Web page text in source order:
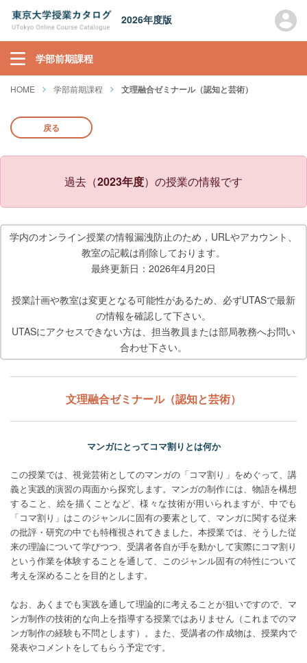
2026年度版
学部前期課程
HOME 学部前期課程 文理融合ゼミナール（認知と芸術）
戻る
過去（2023年度）の授業の情報です
学内のオンライン授業の情報漏洩防止のため，URLやアカウント、
教室の記載は削除しております。
最終更新日：2026年4月20日
授業計画や教室は変更となる可能性があるため、必ずUTASで最新
の情報を確認して下さい。
UTASにアクセスできない方は、担当教員または部局教務へお問い
合わせ下さい。
文理融合ゼミナール（認知と芸術）
マンガにとってコマ割りとは何か
この授業では、視覚芸術としてのマンガの「コマ割り」をめぐって、講
義と実践的演習の両面から探究します。マンガの制作には、物語を構想
すること、絵を描くことなど、様々な技術が用いられますが、中でも
「コマ割り」はこのジャンルに固有の要素として、マンガに関する従来
の批評・研究の中でも特権視されてきました。本授業では、そうした従
来の理論について学びつつ、受講者各自が手を動かして実際にコマ割り
という作業を体験することを通して、このジャンル固有の特性について
考えを深めることを目的とします。
なお、あくまでも実践を通して理論的に考えることが狙いですので、マ
ンガ制作の技術的な向上を指導する授業ではありません（これまでのマ
ンガ制作の経験も不問とします）。また、受講者の作成物は、授業内で
発表やコメントをしてもらう予定です。